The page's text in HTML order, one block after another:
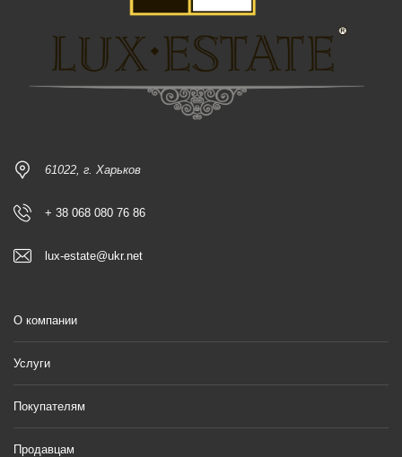
61022, г. Харьков
+ 38 068 080 76 86
lux-estate@ukr.net
О компании
Услуги
Покупателям
Продавцам